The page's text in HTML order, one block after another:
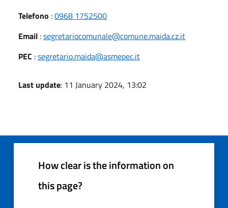
Telefono :0968 1752500
Email :segretariocomunale@comune.maida.cz.it
PEC :segretario.maida@asmepec.it
Last update: 11 January 2024, 13:02
How clear is the information on
this page?